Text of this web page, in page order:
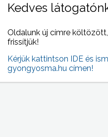
pártlistái
Károly
Kedves
Oldalunk új címre
frissítjük!
Kérjük kattintson IDE és
gyongyosma.hu címen!